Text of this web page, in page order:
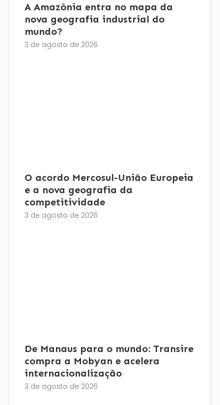
A Amazônia entra no mapa da
nova geografia industrial do
mundo?
3 de agosto de 2026
O acordo Mercosul-União Europeia
e a nova geografia da
competitividade
3 de agosto de 2026
De Manaus para o mundo: Transire
compra a Mobyan e acelera
internacionalização
3 de agosto de 2026